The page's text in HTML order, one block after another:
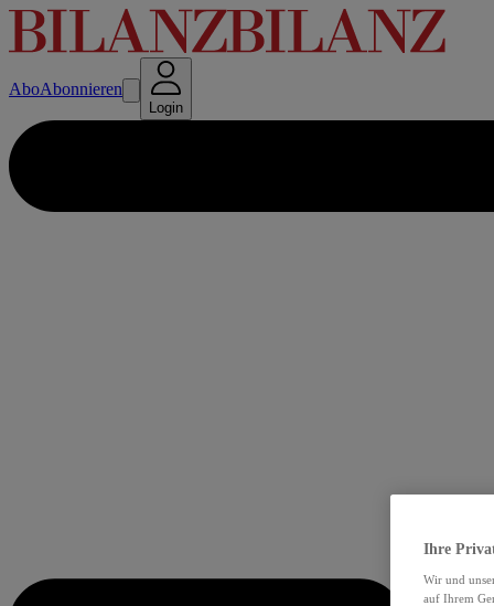
AboAbonnieren
Login
Ihre
Wir und
auf Ihrem